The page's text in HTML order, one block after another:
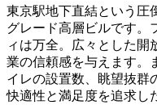
東京駅地下直結という圧
グレード高層ビルです。
ィは万全。広々とした開
業の信頼感を与えます。
イレの設置数、眺望抜群
快適性と満足度を追求し